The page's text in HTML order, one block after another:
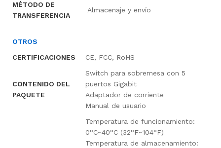
MÉTODO DE
TRANSFERENCIA
Almacenaje y envío
OTROS
CERTIFICACIONES
CE, FCC, RoHS
CONTENIDO DEL
PAQUETE
Switch para sobremesa con 5
puertos Gigabit
Adaptador de corriente
Manual de usuario
Temperatura de funcionamiento:
0°C~40°C (32°F~104°F)
Temperatura de almacenamiento: